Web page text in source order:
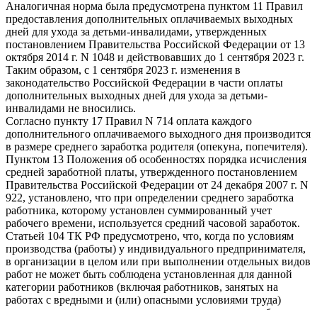
Аналогичная норма была предусмотрена пунктом 11 Правил
предоставления дополнительных оплачиваемых выходных
дней для ухода за детьми-инвалидами, утвержденных
постановлением Правительства Российской Федерации от 13
октября 2014 г. N 1048 и действовавших до 1 сентября 2023 г.
Таким образом, с 1 сентября 2023 г. изменения в
законодательство Российской Федерации в части оплаты
дополнительных выходных дней для ухода за детьми-
инвалидами не вносились.
Согласно пункту 17 Правил N 714 оплата каждого
дополнительного оплачиваемого выходного дня производится
в размере среднего заработка родителя (опекуна, попечителя).
Пунктом 13 Положения об особенностях порядка исчисления
средней заработной платы, утвержденного постановлением
Правительства Российской Федерации от 24 декабря 2007 г. N
922, установлено, что при определении среднего заработка
работника, которому установлен суммированный учет
рабочего времени, используется средний часовой заработок.
Статьей 104 ТК РФ предусмотрено, что, когда по условиям
производства (работы) у индивидуального предпринимателя,
в организации в целом или при выполнении отдельных видов
работ не может быть соблюдена установленная для данной
категории работников (включая работников, занятых на
работах с вредными и (или) опасными условиями труда)